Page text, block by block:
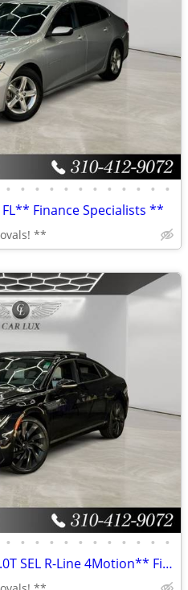
• • • • • • • • • • • •
Finance Specialists **
**
• • • • • • • • • • • •
2019 Volkswagen Arteon 2.0T SEL R-Line 4Motion** Finance Specialists **